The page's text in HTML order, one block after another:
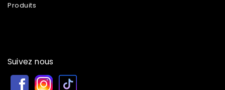
Produits
Suivez nous